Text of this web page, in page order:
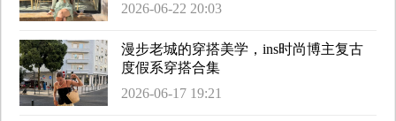
2026-06-22 20:03
漫步老城的穿搭美学，ins时尚博主复古
度假系穿搭合集
2026-06-17 19:21